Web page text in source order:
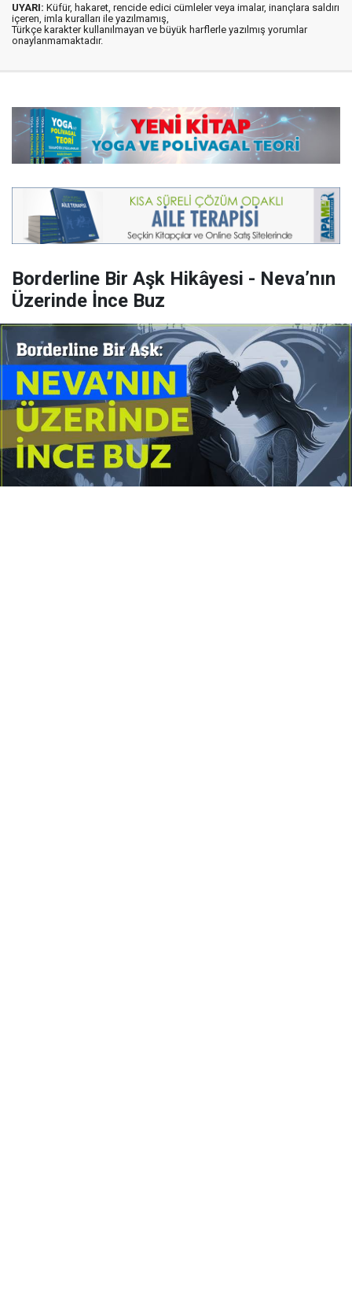
UYARI: Küfür, hakaret, rencide edici cümleler veya imalar, inançlara saldırı
içeren, imla kuralları ile yazılmamış,
Türkçe karakter kullanılmayan ve büyük harflerle yazılmış yorumlar
onaylanmamaktadır.
Borderline Bir Aşk Hikâyesi - Neva’nın
Üzerinde İnce Buz